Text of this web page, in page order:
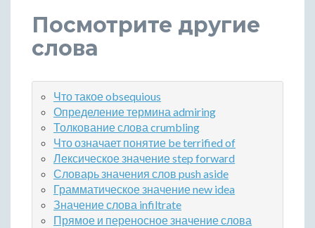
Посмотрите другие
слова
Что такое obsequious
Определение термина admiring
Толкование слова crumbling
Что означает понятие be terrified of
Лексическое значение step forward
Словарь значения слов push aside
Грамматическое значение new idea
Значение слова infiltrate
Прямое и переносное значение слова